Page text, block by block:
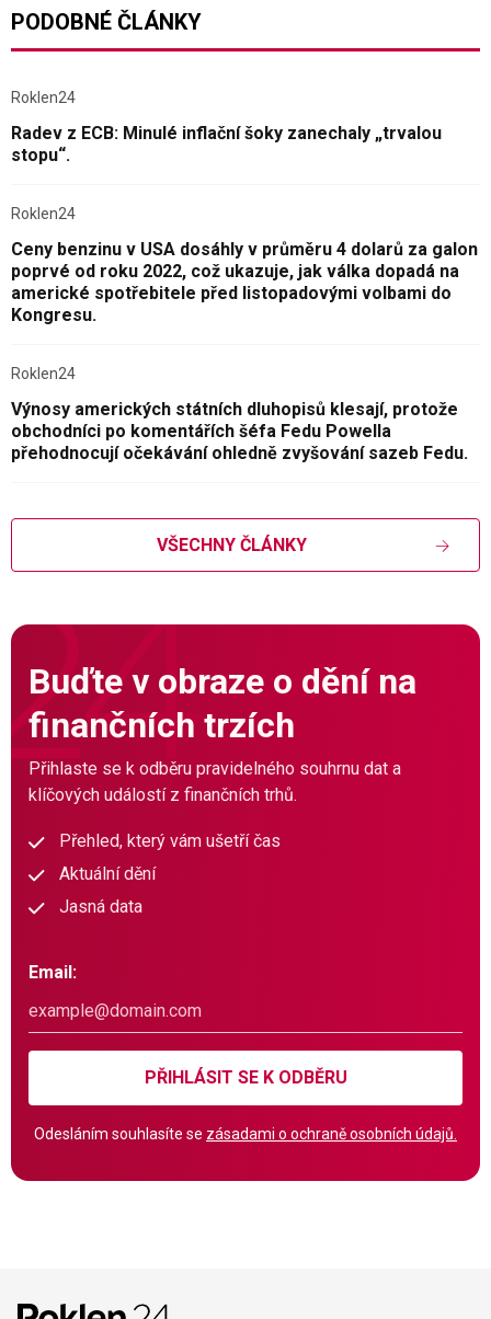
PODOBNÉ ČLÁNKY
Roklen24
Radev z ECB: Minulé inflační šoky zanechaly „trvalou
stopu“.
Roklen24
Ceny benzinu v USA dosáhly v průměru 4 dolarů za galon
poprvé od roku 2022, což ukazuje, jak válka dopadá na
americké spotřebitele před listopadovými volbami do
Kongresu.
Roklen24
Výnosy amerických státních dluhopisů klesají, protože
obchodníci po komentářích šéfa Fedu Powella
přehodnocují očekávání ohledně zvyšování sazeb Fedu.
VŠECHNY ČLÁNKY
Buďte v obraze o dění na
finančních trzích
Přihlaste se k odběru pravidelného souhrnu dat a
klíčových událostí z finančních trhů.
Přehled, který vám ušetří čas
Aktuální dění
Jasná data
Email:
PŘIHLÁSIT SE K ODBĚRU
Odesláním souhlasíte se zásadami o ochraně osobních údajů.